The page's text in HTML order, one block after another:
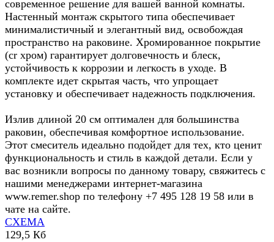
современное решение для вашей ванной комнаты.
Настенный монтаж скрытого типа обеспечивает
минималистичный и элегантный вид, освобождая
пространство на раковине. Хромированное покрытие
(cr хром) гарантирует долговечность и блеск,
устойчивость к коррозии и легкость в уходе. В
комплекте идет скрытая часть, что упрощает
установку и обеспечивает надежность подключения.
Излив длиной 20 см оптимален для большинства
раковин, обеспечивая комфортное использование.
Этот смеситель идеально подойдет для тех, кто ценит
функциональность и стиль в каждой детали. Если у
вас возникли вопросы по данному товару, свяжитесь с
нашими менеджерами интернет-магазина
www.remer.shop по телефону +7 495 128 19 58 или в
чате на сайте.
СХЕМА
129,5 Кб